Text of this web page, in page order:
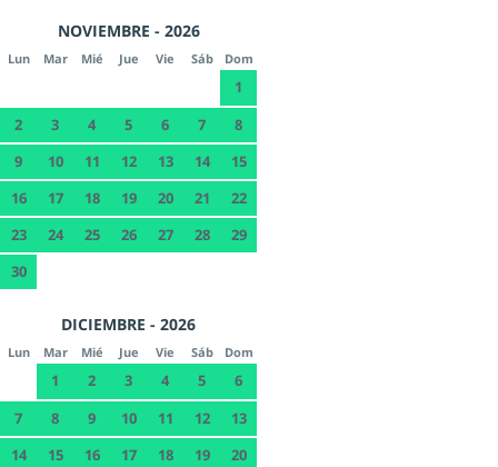
NOVIEMBRE - 2026
Lun Mar Mié Jue Vie Sáb Dom
1
2
3 4 5 6 7
8
9
10 11 12 13 14
15
16
17 18 19 20 21
22
23
24 25 26 27 28
29
30
DICIEMBRE - 2026
Lun Mar Mié Jue Vie Sáb Dom
1 2 3 4 5
6
7
8 9 10 11 12
13
14
15 16 17 18 19
20